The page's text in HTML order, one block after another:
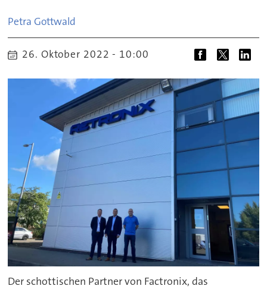
Petra Gottwald
26. Oktober 2022 - 10:00
Der schottischen Partner von Factronix, das